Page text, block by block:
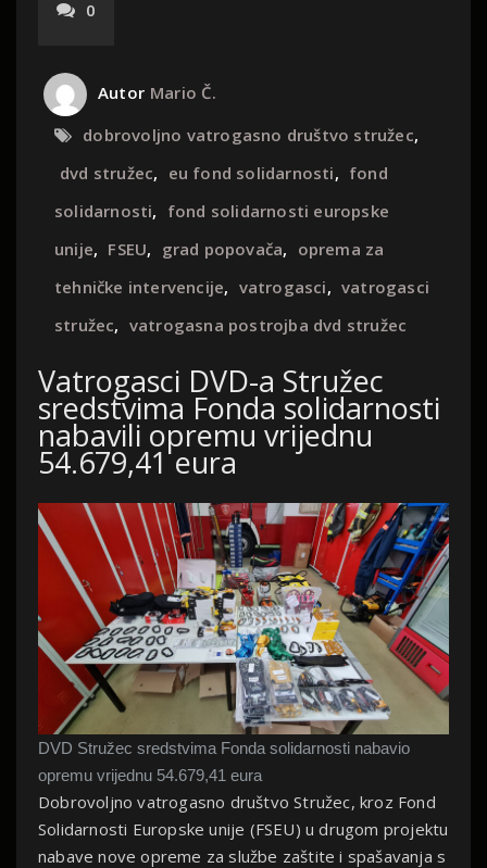
0
Autor Mario Č.
dobrovoljno vatrogasno društvo stružec,
dvd stružec, eu fond solidarnosti, fond
solidarnosti, fond solidarnosti europske
unije, FSEU, grad popovača, oprema za
tehničke intervencije, vatrogasci, vatrogasci
stružec, vatrogasna postrojba dvd stružec
Vatrogasci DVD-a Stružec
sredstvima Fonda solidarnosti
nabavili opremu vrijednu
54.679,41 eura
DVD Stružec sredstvima Fonda solidarnosti nabavio
opremu vrijednu 54.679,41 eura
Dobrovoljno vatrogasno društvo Stružec, kroz Fond
Solidarnosti Europske unije (FSEU) u drugom projektu
nabave nove opreme za službe zaštite i spašavanja s